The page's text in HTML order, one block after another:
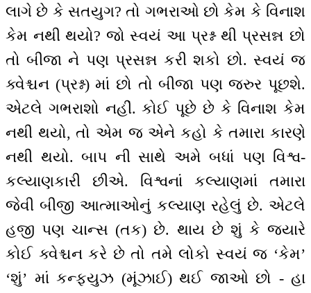
લાગે છે કે સતયુગ? તો ગભરાઓ છો કેમ કે વિનાશ
કેમ નથી થયો? જો સ્વયં આ પ્રશ્ન થી પ્રસન્ન છો
તો બીજા ને પણ પ્રસન્ન કરી શકો છો. સ્વયં જ
ક્વેશ્ચન (પ્રશ્ન) માં છો તો બીજા પણ જરુર પૂછશે.
એટલે ગભરાશો નહીં. કોઈ પૂછે છે કે વિનાશ કેમ
નથી થયો, તો એમ જ એને કહો કે તમારા કારણે
નથી થયો. બાપ ની સાથે અમે બધાં પણ વિશ્વ-
કલ્યાણકારી છીએ. વિશ્વનાં કલ્યાણમાં તમારા
જેવી બીજી આત્માઓનું કલ્યાણ રહેલું છે. એટલે
હજી પણ ચાન્સ (તક) છે. થાય છે શું કે જ્યારે
કોઈ ક્વેશ્ચન કરે છે તો તમે લોકો સ્વયં જ ‘કેમ’
‘શું’ માં કન્ફ્યુઝ (મૂંઝાઈ) થઈ જાઓ છો - હા